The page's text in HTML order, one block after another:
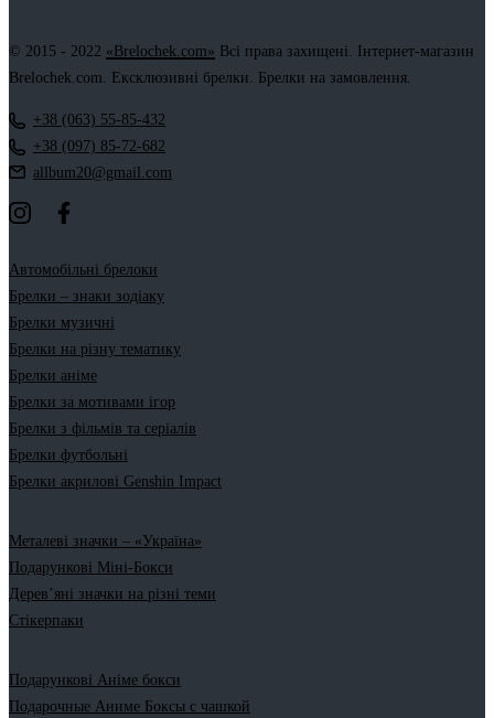
© 2015 - 2022 «Brelochek.com» Всі права захищені. Інтернет-магазин
Brelochek.com. Ексклюзивні брелки. Брелки на замовлення.
+38 (063) 55-85-432
+38 (097) 85-72-682
allbum20@gmail.com
Автомобільні брелоки
Брелки – знаки зодіаку
Брелки музичні
Брелки на різну тематику
Брелки аніме
Брелки за мотивами ігор
Брелки з фільмів та серіалів
Брелки футбольні
Брелки акрилові Genshin Impact
Металеві значки – «Україна»
Подарункові Міні-Бокси
Дерев’яні значки на різні теми
Стікерпаки
Подарункові Аніме бокси
Подарочные Аниме Боксы с чашкой